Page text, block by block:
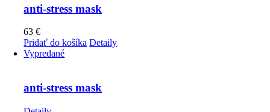
anti-stress mask
63€
Pridať do košíka Detaily
Vypredané
anti-stress mask